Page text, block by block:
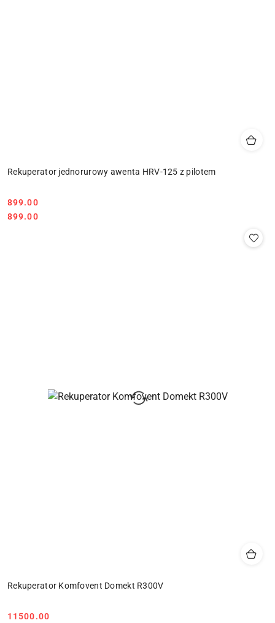
Rekuperator jednorurowy awenta HRV-125 z pilotem
Cena:
899.00
Cena:
899.00
Rekuperator Komfovent Domekt R300V
11500.00